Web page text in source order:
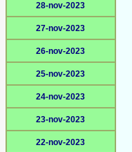
28-nov-2023
27-nov-2023
26-nov-2023
25-nov-2023
24-nov-2023
23-nov-2023
22-nov-2023